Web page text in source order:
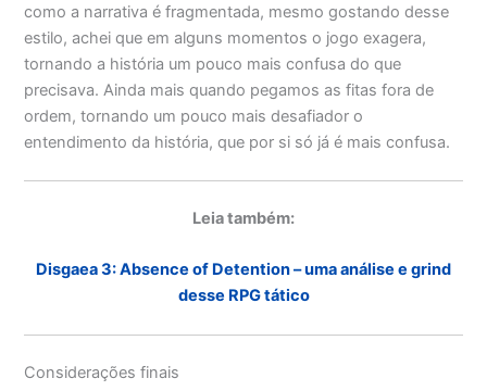
como a narrativa é fragmentada, mesmo gostando desse
estilo, achei que em alguns momentos o jogo exagera,
tornando a história um pouco mais confusa do que
precisava. Ainda mais quando pegamos as fitas fora de
ordem, tornando um pouco mais desafiador o
entendimento da história, que por si só já é mais confusa.
Leia também:
Disgaea 3: Absence of Detention – uma análise e grind
desse RPG tático
Considerações finais